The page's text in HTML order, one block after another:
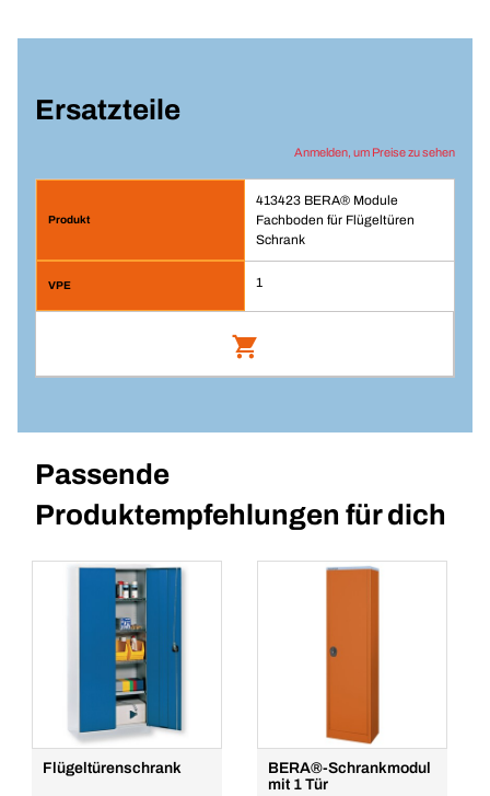
Ersatzteile
Anmelden, um Preise zu sehen
413423 BERA® Module
Fachboden für Flügeltüren
Schrank
1
Flügeltüren Schrank
Passende
Produktempfehlungen für dich
Flügeltürenschrank
BERA®-Schrankmodul
mit 1 Tür